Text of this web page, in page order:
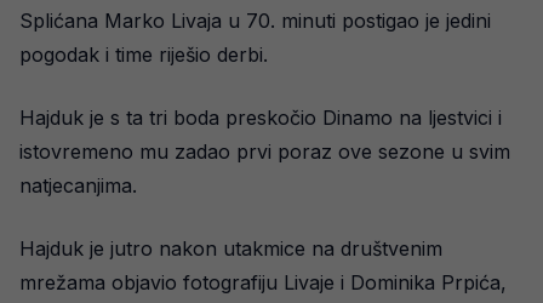
Splićana Marko Livaja u 70. minuti postigao je jedini
pogodak i time riješio derbi.
Hajduk je s ta tri boda preskočio Dinamo na ljestvici i
istovremeno mu zadao prvi poraz ove sezone u svim
natjecanjima.
Hajduk je jutro nakon utakmice na društvenim
mrežama objavio fotografiju Livaje i Dominika Prpića,